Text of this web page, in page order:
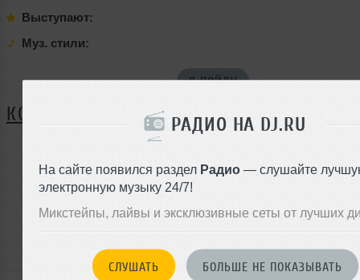
РАДИО НА DJ.RU
На сайте появился раздел Радио — слушайте
электронную музыку 24/7!
Микстейпы, лайвы и эксклюзивные сеты от лучших
СЛУШАТЬ БОЛЬШЕ НЕ ПОКАЗЫВАТЬ
Выступают:
Муз. стили:
Я ПОЙДУ
КОММЕНТАРИИ
ЗАРЕГИСТРИРУЙТЕСЬ
Или